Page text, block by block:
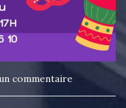
commentaire